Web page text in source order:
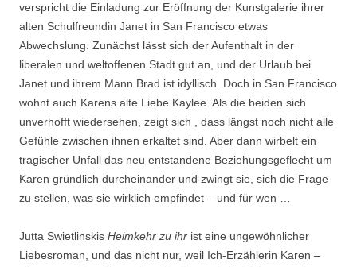
verspricht die Einladung zur Eröffnung der Kunstgalerie ihrer
alten Schulfreundin Janet in San Francisco etwas
Abwechslung. Zunächst lässt sich der Aufenthalt in der
liberalen und weltoffenen Stadt gut an, und der Urlaub bei
Janet und ihrem Mann Brad ist idyllisch. Doch in San Francisco
wohnt auch Karens alte Liebe Kaylee. Als die beiden sich
unverhofft wiedersehen, zeigt sich , dass längst noch nicht alle
Gefühle zwischen ihnen erkaltet sind. Aber dann wirbelt ein
tragischer Unfall das neu entstandene Beziehungsgeflecht um
Karen gründlich durcheinander und zwingt sie, sich die Frage
zu stellen, was sie wirklich empfindet – und für wen …
Jutta Swietlinskis Heimkehr zu ihr ist eine ungewöhnlicher
Liebesroman, und das nicht nur, weil Ich-Erzählerin Karen –